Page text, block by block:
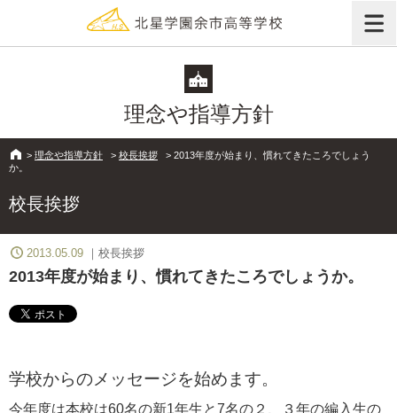
理念や指導方針
> 理念や指導方針 > 校長挨拶 > 2013年度が始まり、慣れてきたころでしょう
か。
校長挨拶
2013.05.09 校長挨拶
2013年度が始まり、慣れてきたころでしょうか。
学校からのメッセージを始めます。
今年度は本校は60名の新1年生と7名の２、３年の編入生の